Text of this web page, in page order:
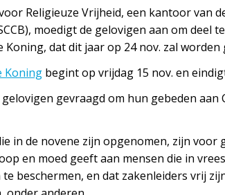
Religieuze Vrijheid, een kantoor van
moedigt de gelovigen aan om deel
dat dit jaar op 24 nov. zal worden
Koning begint op vrijdag 15 nov. en
gevraagd om hun gebeden aan
in de novene zijn opgenomen, zijn voor
en moed geeft aan mensen die in
beschermen, en dat zakenleiders vrij